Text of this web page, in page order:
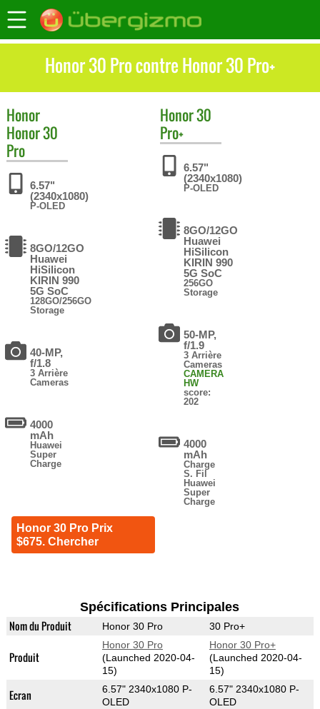
Honor 30 Pro contre Honor 30 Pro+
Honor
Honor 30
Pro
6.57"
(2340x1080)
P-OLED
8GO/12GO
Huawei
HiSilicon
KIRIN 990
5G SoC
128GO/256GO
Storage
40-MP,
f/1.8
3 Arrière
Cameras
4000
mAh
Huawei
Super
Charge
Honor 30 Pro Prix
$675. Chercher
Honor30
Pro+
6.57"
(2340x1080)
P-OLED
8GO/12GO
Huawei
HiSilicon
KIRIN 990
5G SoC
256GO
Storage
50-MP,
f/1.9
3 Arrière
Cameras
CAMERA
HW
score:
202
4000
mAh
Charge
S. Fil
Huawei
Super
Charge
Spécifications Principales
Nom du Produit Honor 30 Pro 30 Pro+
Produit
Honor 30 Pro
(Launched 2020-04-
15)
Honor 30 Pro+
(Launched 2020-04-
15)
Ecran
6.57" 2340x1080 P-
OLED
6.57" 2340x1080 P-
OLED